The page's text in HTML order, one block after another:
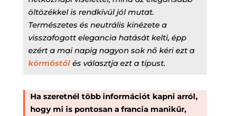
öltözékkel is rendkívül jól mutat.
Természetes és neutrális kinézete a
visszafogott elegancia hatását kelti, épp
ezért a mai napig nagyon sok nő kéri ezt a
körmöstől és választja ezt a típust.
Ha szeretnél több információt kapni arról,
hogy mi is pontosan a francia manikűr,